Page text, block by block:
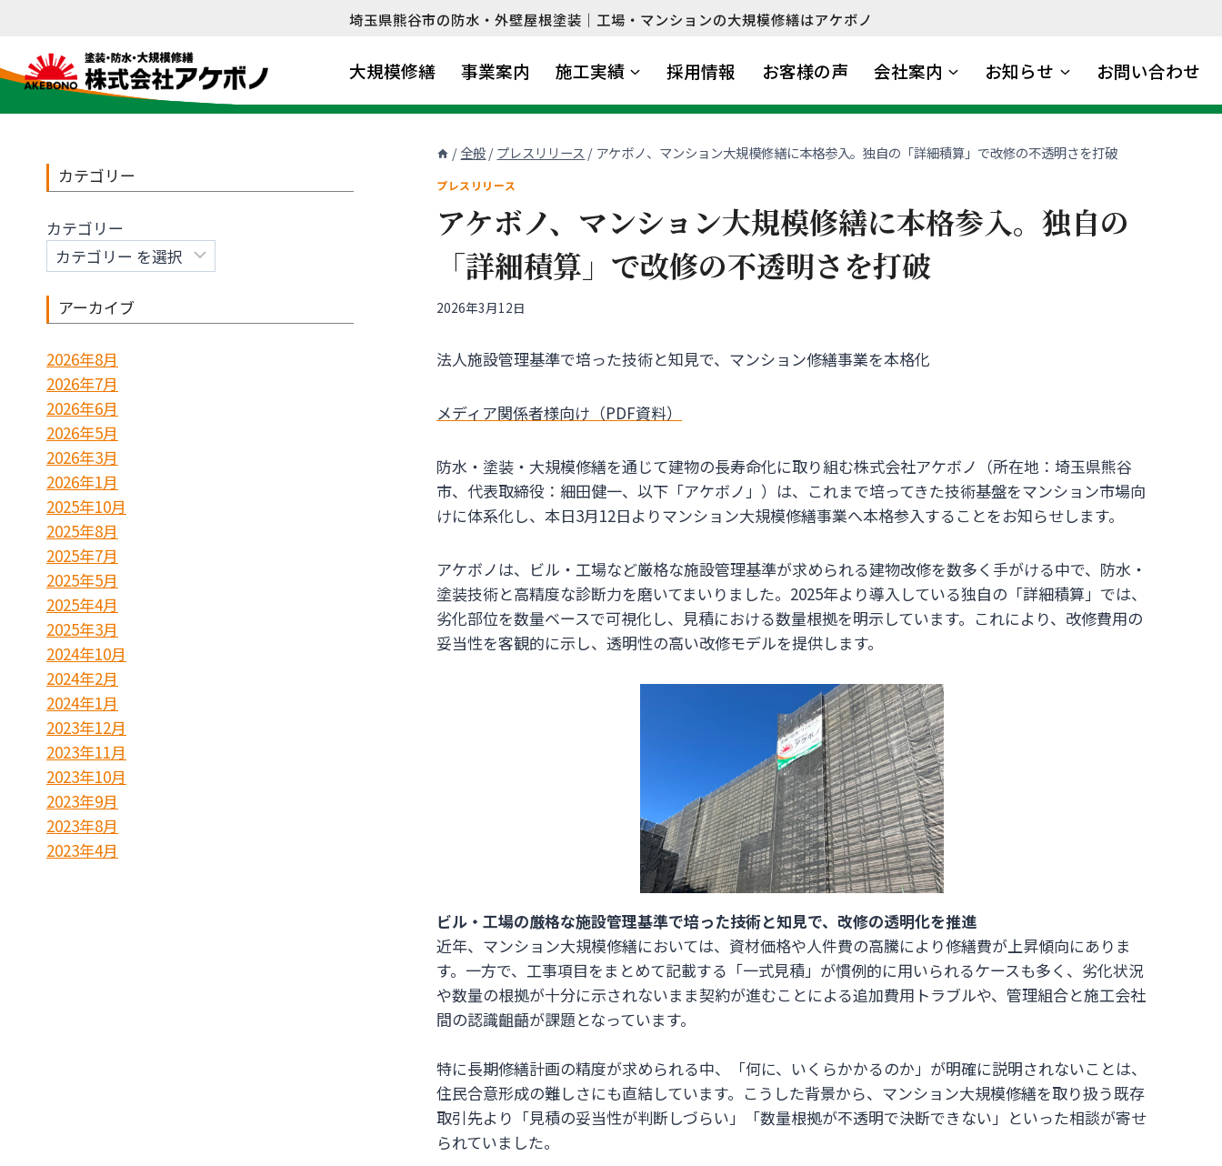
ス
キ
埼玉県熊谷市の防水・外壁屋根塗装｜工場・マンションの大規模修繕はアケボノ
大規模修繕 事業案内 施工実績 採用情報 お客様の声 会社案内 お知らせ お問い合わせ
/全般/プレスリリース / アケボノ、マンション大規模修繕に本格参入。独自の「詳細積算」で改修の不透明さを打破
プレスリリース
アケボノ、マンション大規模修繕に本格参入。独自の
「詳細積算」で改修の不透明さを打破
2026年3月12日
法人施設管理基準で培った技術と知見で、マンション修繕事業を本格化
メディア関係者様向け（PDF資料）
防水・塗装・大規模修繕を通じて建物の長寿命化に取り組む株式会社アケボノ（所在地：埼玉県熊谷
市、代表取締役：細田健一、以下「アケボノ」）は、これまで培ってきた技術基盤をマンション市場向
けに体系化し、本日3月12日よりマンション大規模修繕事業へ本格参入することをお知らせします。
アケボノは、ビル・工場など厳格な施設管理基準が求められる建物改修を数多く手がける中で、防水・
塗装技術と高精度な診断力を磨いてまいりました。2025年より導入している独自の「詳細積算」では、
劣化部位を数量ベースで可視化し、見積における数量根拠を明示しています。これにより、改修費用の
妥当性を客観的に示し、透明性の高い改修モデルを提供します。
ビル・工場の厳格な施設管理基準で培った技術と知見で、改修の透明化を推進
近年、マンション大規模修繕においては、資材価格や人件費の高騰により修繕費が上昇傾向にありま
す。一方で、工事項目をまとめて記載する「一式見積」が慣例的に用いられるケースも多く、劣化状況
や数量の根拠が十分に示されないまま契約が進むことによる追加費用トラブルや、管理組合と施工会社
間の認識齟齬が課題となっています。
特に長期修繕計画の精度が求められる中、「何に、いくらかかるのか」が明確に説明されないことは、
住民合意形成の難しさにも直結しています。こうした背景から、マンション大規模修繕を取り扱う既存
取引先より「見積の妥当性が判断しづらい」「数量根拠が不透明で決断できない」といった相談が寄せ
られていました。
カテゴリー
カテゴリー
アーカイブ
2026年8月
2026年7月
2026年6月
2026年5月
2026年3月
2026年1月
2025年10月
2025年8月
2025年7月
2025年5月
2025年4月
2025年3月
2024年10月
2024年2月
2024年1月
2023年12月
2023年11月
2023年10月
2023年9月
2023年8月
2023年4月